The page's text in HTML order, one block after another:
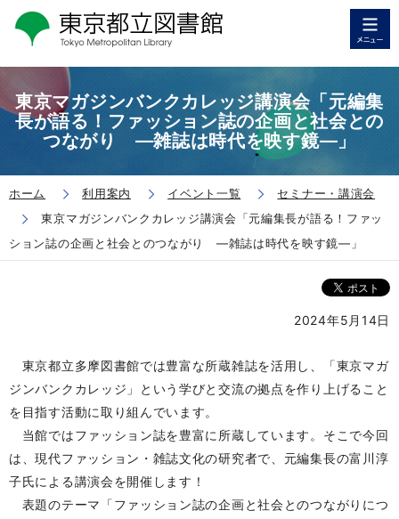
東京マガジンバンクカレッジ講演会「元編集
長が語る！ファッション誌の企画と社会との
つながり ―雑誌は時代を映す鏡―」
ホーム 利用案内 イベント一覧
セミナー・講演会
東京マガジンバンクカレッジ講演会「元編集長が語る！ファッ
ション誌の企画と社会とのつながり ―雑誌は時代を映す鏡―」
2024年5月14日
東京都立多摩図書館では豊富な所蔵雑誌を活用し、「東京マガ
ジンバンクカレッジ」という学びと交流の拠点を作り上げること
を目指す活動に取り組んでいます。
当館ではファッション誌を豊富に所蔵しています。そこで今回
は、現代ファッション・雑誌文化の研究者で、元編集長の富川淳
子氏による講演会を開催します！
表題のテーマ「ファッション誌の企画と社会とのつながりにつ